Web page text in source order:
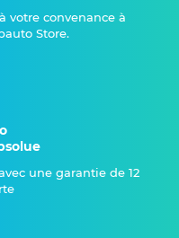
votre convenance à
Store.
une garantie de 12